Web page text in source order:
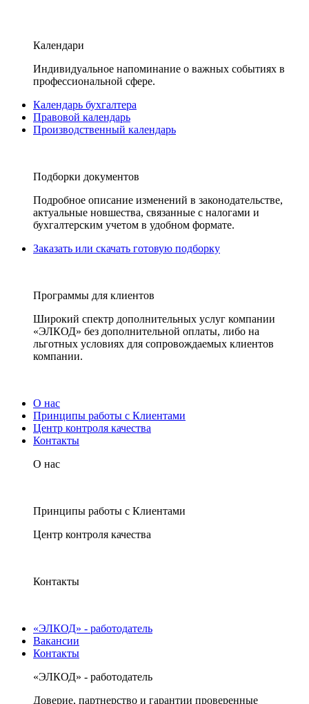
Календари
Индивидуальное напоминание о важных событиях в
профессиональной сфере.
Календарь бухгалтера
Правовой календарь
Производственный календарь
Подборки документов
Подробное описание изменений в законодательстве,
актуальные новшества, связанные с налогами и
бухгалтерским учетом в удобном формате.
Заказать или скачать готовую подборку
Программы для клиентов
Широкий спектр дополнительных услуг компании
«ЭЛКОД» без дополнительной оплаты, либо на
льготных условиях для сопровождаемых клиентов
компании.
О нас
Принципы работы с Клиентами
Центр контроля качества
Контакты
О нас
Принципы работы с Клиентами
Центр контроля качества
Контакты
«ЭЛКОД» - работодатель
Вакансии
Контакты
«ЭЛКОД» - работодатель
Доверие, партнерство и гарантии проверенные